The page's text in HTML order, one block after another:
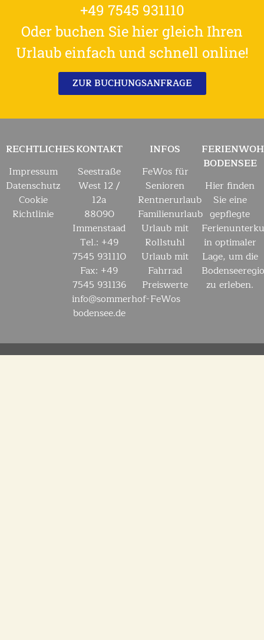
+49 7545 931110
Oder buchen Sie hier gleich Ihren
Urlaub einfach und schnell online!
ZUR BUCHUNGSANFRAGE
RECHTLICHES
Impressum
Datenschutz
Cookie
Richtlinie
KONTAKT
Seestraße
West 12 /
12a
88090
Immenstaad
Tel.: +49
7545 931110
Fax: +49
7545 931136
info@sommerhof-
bodensee.de
INFOS
FeWos für
Senioren
Rentnerurlaub
Familienurlaub
Urlaub mit
Rollstuhl
Urlaub mit
Fahrrad
Preiswerte
FeWos
BODENSEE
Hier finden
Sie eine
gepflegte
in optimaler
Lage, um die
zu erleben.